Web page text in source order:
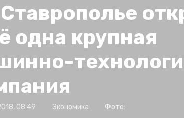
одна крупная
08:49 Экономика Фото: